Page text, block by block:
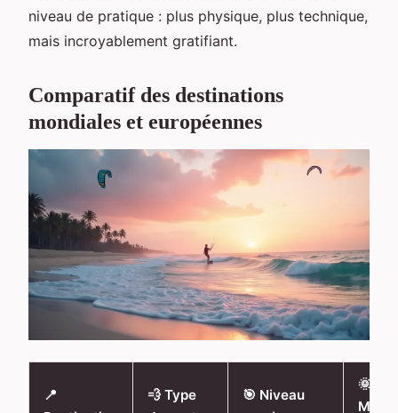
niveau de pratique : plus physique, plus technique,
mais incroyablement gratifiant.
Comparatif des destinations
mondiales et européennes
📍
💨 Type
🎯 Niveau
🌞